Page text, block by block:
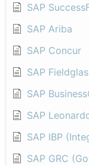
SAP
SAP Ariba
SAP Concur
SAP
SAP
SAP
SAP IBP
SAP GRC